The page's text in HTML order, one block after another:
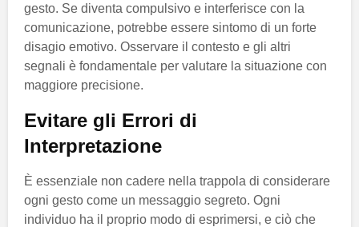
gesto. Se diventa compulsivo e interferisce con la
comunicazione, potrebbe essere sintomo di un forte
disagio emotivo. Osservare il contesto e gli altri
segnali è fondamentale per valutare la situazione con
maggiore precisione.
Evitare gli Errori di
Interpretazione
È essenziale non cadere nella trappola di considerare
ogni gesto come un messaggio segreto. Ogni
individuo ha il proprio modo di esprimersi, e ciò che